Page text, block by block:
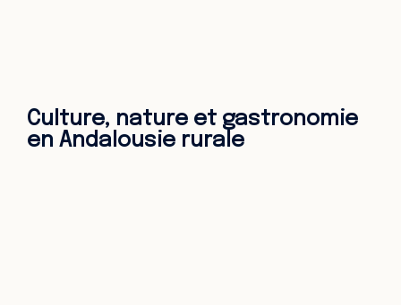
Culture, nature et gastronomie
en Andalousie rurale